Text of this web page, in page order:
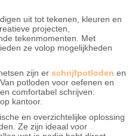
uit tot tekenen, kleuren en
projecten,
tekenmomenten. Met
ze volop mogelijkheden
zijn er schrijfpotloden en
potloden voor oefenen en
comfortabel schrijven:
kantoor.
en overzichtelijke oplossing
Ze zijn ideaal voor